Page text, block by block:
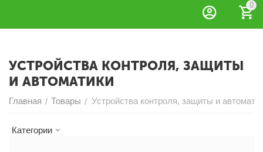
0
УСТРОЙСТВА КОНТРОЛЯ, ЗАЩИТЫ
И АВТОМАТИКИ
Главная / Товары / Устройства контроля, защиты и
Категории